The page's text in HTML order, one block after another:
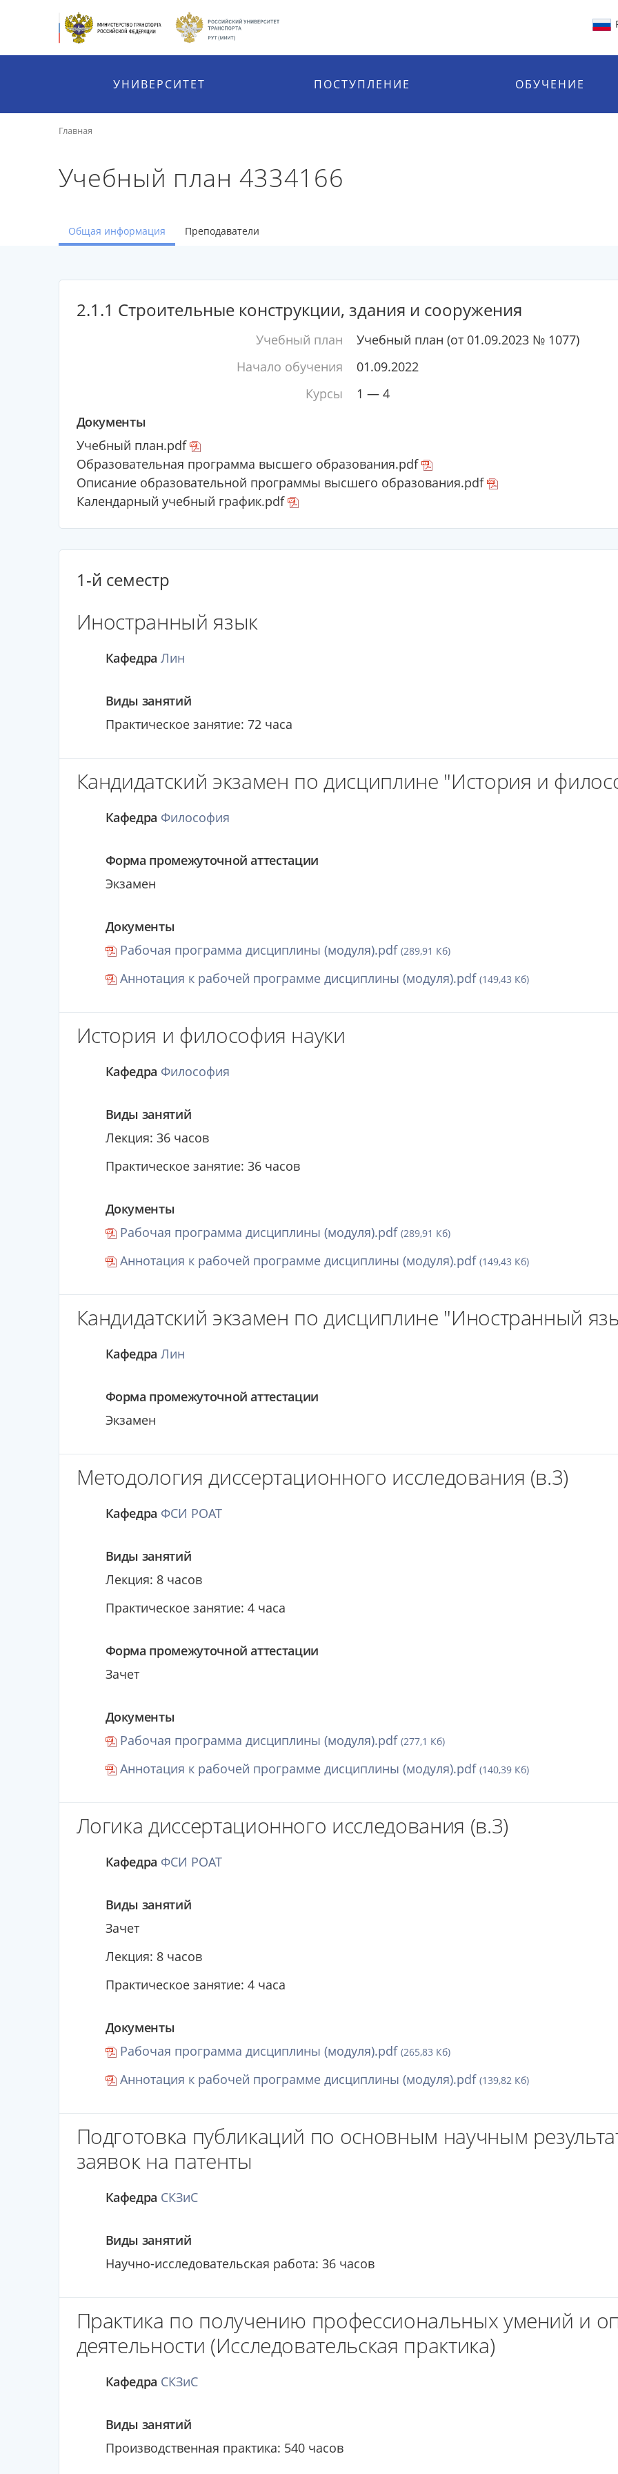
УНИВЕРСИТЕТ ПОСТУПЛЕНИЕ ОБУЧЕНИЕ
Главная
Учебный план 4334166
Общая информация Преподаватели
2.1.1 Строительные конструкции, здания и сооружения
Учебный план
Учебный план (от 01.09.2023 № 1077)
Начало обучения
01.09.2022
Курсы
1 — 4
Документы
Учебный план.pdf
Образовательная программа высшего образования.pdf
Описание образовательной программы высшего образования.pdf
Календарный учебный график.pdf
1-й семестр
Иностранный язык
Кафедра Лин
Виды занятий
Практическое занятие: 72 часа
Кандидатский экзамен по дисциплине "История и
Кафедра Философия
Форма промежуточной аттестации
Экзамен
Документы
Рабочая программа дисциплины (модуля).pdf (289,91 Кб)
Аннотация к рабочей программе дисциплины (модуля).pdf (149,43 Кб)
История и философия науки
Кафедра Философия
Виды занятий
Лекция: 36 часов
Практическое занятие: 36 часов
Документы
Рабочая программа дисциплины (модуля).pdf (289,91 Кб)
Аннотация к рабочей программе дисциплины (модуля).pdf (149,43 Кб)
Кандидатский экзамен по дисциплине "Иностранный
Кафедра Лин
Форма промежуточной аттестации
Экзамен
Методология диссертационного исследования (в.3)
Кафедра ФСИ РОАТ
Виды занятий
Лекция: 8 часов
Практическое занятие: 4 часа
Форма промежуточной аттестации
Зачет
Документы
Рабочая программа дисциплины (модуля).pdf (277,1 Кб)
Аннотация к рабочей программе дисциплины (модуля).pdf (140,39 Кб)
Логика диссертационного исследования (в.3)
Кафедра ФСИ РОАТ
Виды занятий
Зачет
Лекция: 8 часов
Практическое занятие: 4 часа
Документы
Рабочая программа дисциплины (модуля).pdf (265,83 Кб)
Аннотация к рабочей программе дисциплины (модуля).pdf (139,82 Кб)
Подготовка публикаций по основным научным
заявок на патенты
Кафедра СКЗиС
Виды занятий
Научно-исследовательская работа: 36 часов
Практика по получению профессиональных умений и
деятельности (Исследовательская практика)
Кафедра СКЗиС
Виды занятий
Производственная практика: 540 часов